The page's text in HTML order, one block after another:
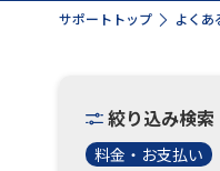
サポートトップ よくあ
絞り込み検索
料金・お支払い